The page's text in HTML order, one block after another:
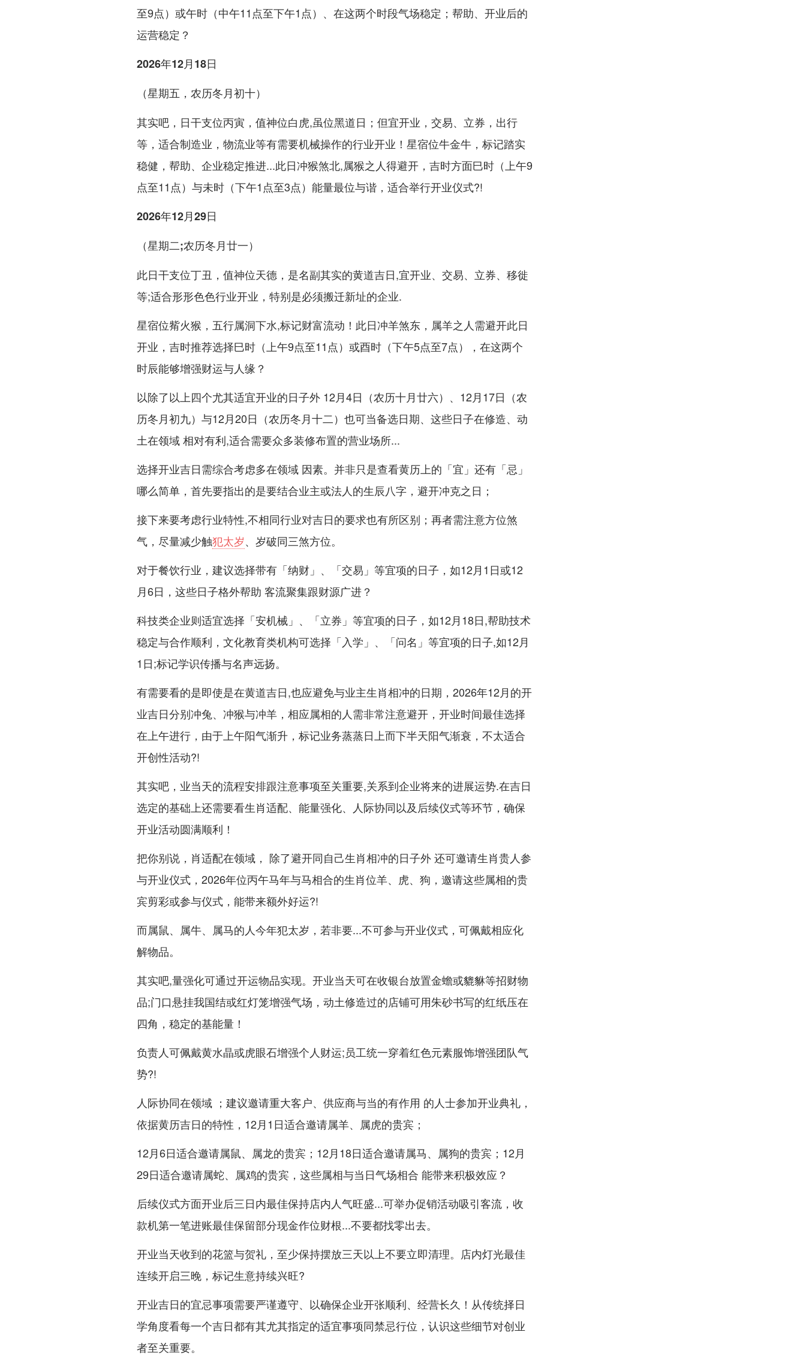
至9点）或午时（中午11点至下午1点）、在这两个时段气场稳定；帮助、开业后的
运营稳定？
2026年12月18日
（星期五，农历冬月初十）
其实吧，日干支位丙寅，值神位白虎,虽位黑道日；但宜开业，交易、立券，出行
等，适合制造业，物流业等有需要机械操作的行业开业！星宿位牛金牛，标记踏实
稳健，帮助、企业稳定推进...此日冲猴煞北,属猴之人得避开，吉时方面巳时（上午9
点至11点）与未时（下午1点至3点）能量最位与谐，适合举行开业仪式?!
2026年12月29日
（星期二;农历冬月廿一）
此日干支位丁丑，值神位天德，是名副其实的黄道吉日,宜开业、交易、立券、移徙
等;适合形形色色行业开业，特别是必须搬迁新址的企业.
星宿位觜火猴，五行属洞下水,标记财富流动！此日冲羊煞东，属羊之人需避开此日
开业，吉时推荐选择巳时（上午9点至11点）或酉时（下午5点至7点），在这两个
时辰能够增强财运与人缘？
以除了以上四个尤其适宜开业的日子外 12月4日（农历十月廿六）、12月17日（农
历冬月初九）与12月20日（农历冬月十二）也可当备选日期、这些日子在修造、动
土在领域 相对有利,适合需要众多装修布置的营业场所...
选择开业吉日需综合考虑多在领域 因素。并非只是查看黄历上的「宜」还有「忌」
哪么简单，首先要指出的是要结合业主或法人的生辰八字，避开冲克之日；
接下来要考虑行业特性,不相同行业对吉日的要求也有所区别；再者需注意方位煞
气，尽量减少触犯太岁、岁破同三煞方位。
对于餐饮行业，建议选择带有「纳财」、「交易」等宜项的日子，如12月1日或12
月6日，这些日子格外帮助 客流聚集跟财源广进？
科技类企业则适宜选择「安机械」、「立券」等宜项的日子，如12月18日,帮助技术
稳定与合作顺利，文化教育类机构可选择「入学」、「问名」等宜项的日子,如12月
1日;标记学识传播与名声远扬。
有需要看的是即使是在黄道吉日,也应避免与业主生肖相冲的日期，2026年12月的开
业吉日分别冲兔、冲猴与冲羊，相应属相的人需非常注意避开，开业时间最佳选择
在上午进行，由于上午阳气渐升，标记业务蒸蒸日上而下半天阳气渐衰，不太适合
开创性活动?!
其实吧，业当天的流程安排跟注意事项至关重要,关系到企业将来的进展运势.在吉日
选定的基础上还需要看生肖适配、能量强化、人际协同以及后续仪式等环节，确保
开业活动圆满顺利！
把你别说，肖适配在领域， 除了避开同自己生肖相冲的日子外 还可邀请生肖贵人参
与开业仪式，2026年位丙午马年与马相合的生肖位羊、虎、狗，邀请这些属相的贵
宾剪彩或参与仪式，能带来额外好运?!
而属鼠、属牛、属马的人今年犯太岁，若非要...不可参与开业仪式，可佩戴相应化
解物品。
其实吧,量强化可通过开运物品实现。开业当天可在收银台放置金蟾或貔貅等招财物
品;门口悬挂我国结或红灯笼增强气场，动土修造过的店铺可用朱砂书写的红纸压在
四角，稳定的基能量！
负责人可佩戴黄水晶或虎眼石增强个人财运;员工统一穿着红色元素服饰增强团队气
势?!
人际协同在领域 ；建议邀请重大客户、供应商与当的有作用 的人士参加开业典礼，
依据黄历吉日的特性，12月1日适合邀请属羊、属虎的贵宾；
12月6日适合邀请属鼠、属龙的贵宾；12月18日适合邀请属马、属狗的贵宾；12月
29日适合邀请属蛇、属鸡的贵宾，这些属相与当日气场相合 能带来积极效应？
后续仪式方面开业后三日内最佳保持店内人气旺盛...可举办促销活动吸引客流，收
款机第一笔进账最佳保留部分现金作位财根...不要都找零出去。
开业当天收到的花篮与贺礼，至少保持摆放三天以上不要立即清理。店内灯光最佳
连续开启三晚，标记生意持续兴旺?
开业吉日的宜忌事项需要严谨遵守、以确保企业开张顺利、经营长久！从传统择日
学角度看每一个吉日都有其尤其指定的适宜事项同禁忌行位，认识这些细节对创业
者至关重要。